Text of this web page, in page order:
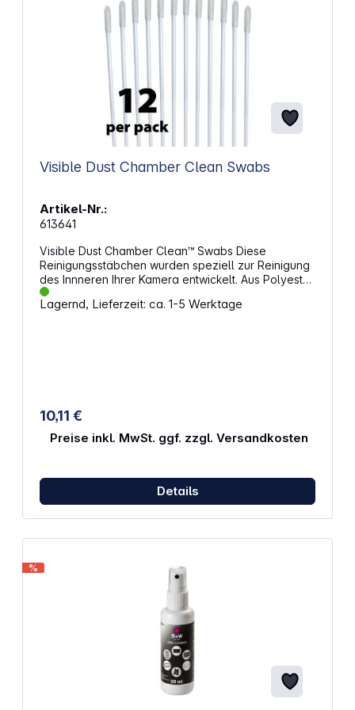
herunterladen Gefahren- und Sicherheitshinweise:
Visible Dust Chamber Clean Swabs
Artikel-Nr.:
613641
Visible Dust Chamber Clean™ Swabs Diese
Reinigungsstäbchen wurden speziell zur Reinigung
des Innneren Ihrer Kamera entwickelt. Aus Polyester
gefertigt, sorgen die Reinigungsflächen der
Chamber Clean™ Swabs für ein optimales
Lagernd, Lieferzeit: ca. 1-5 Werktage
10,11 €
Preise inkl. MwSt. ggf. zzgl. Versandkosten
Details
%